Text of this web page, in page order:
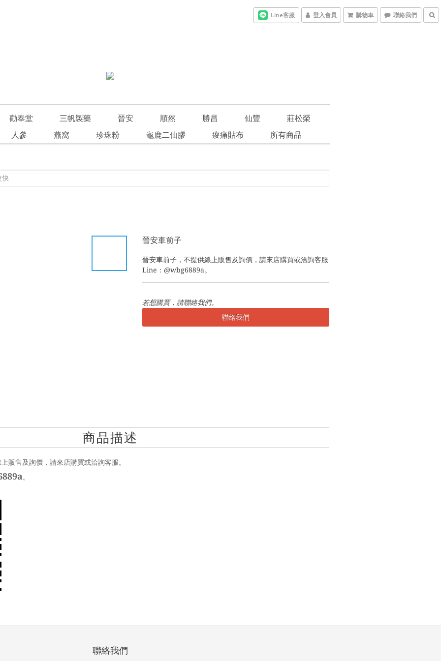
Line客服 登入會員 購物車 聯絡我們
勸奉堂 三帆製藥 晉安 順然 勝昌 仙豐
莊松榮
人參
燕窩 珍珠粉 龜鹿二仙膠 痠痛貼布 所有商品
晉安車前子
晉安車前子，不提供線上販售及詢價，請來店購買或洽詢客服
Line：@wbg6889a。
若想購買，請聯絡我們。
聯絡我們
商品描述
販售及詢價，請來店購買或洽詢客服。
。
聯絡我們